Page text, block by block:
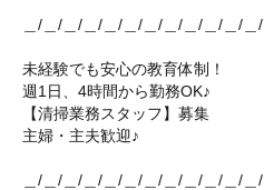
＿/＿/＿/＿/＿/＿/＿/＿/＿/＿/＿/＿/
未経験でも安心の教育体制！
週1日、4時間から勤務OK♪
【清掃業務スタッフ】募集
主婦・主夫歓迎♪
＿/＿/＿/＿/＿/＿/＿/＿/＿/＿/＿/＿/